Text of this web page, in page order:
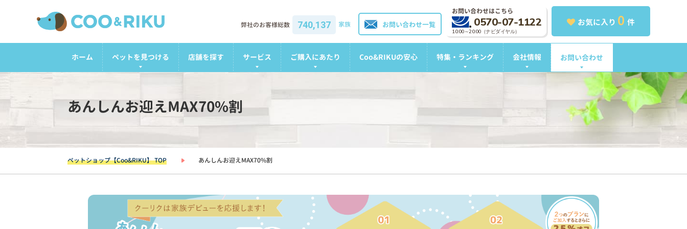
お気に入り 0 件
お問い合わせはこちら
0570-07-1122
10:00～20:00（ナビダイヤル）
お問い合わせ一覧
弊社のお客様総数 740,137 家族
ホーム ペットを見つける 店舗を探す サービス ご購入にあたり Coo&RIKUの安心 特集・ランキング 会社情報 お問い合わせ
あんしんお迎えMAX70%割
ペットショップ【Coo&RIKU】 TOP あんしんお迎えMAX70%割